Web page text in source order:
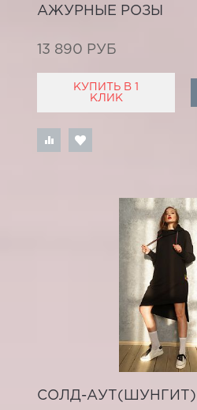
АЖУРНЫЕ РОЗЫ
13 890 РУБ
КУПИТЬ В 1
КЛИК
СОЛД-АУТ(ШУНГИТ)